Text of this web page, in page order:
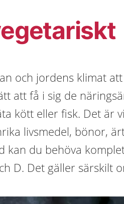
och jordens klimat
att få i sig de
kött eller fisk. Det är
livsmedel, bönor,
kan du behöva
D. Det gäller särskilt